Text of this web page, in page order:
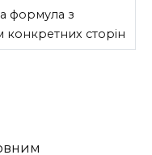
формула з
конкретних сторін